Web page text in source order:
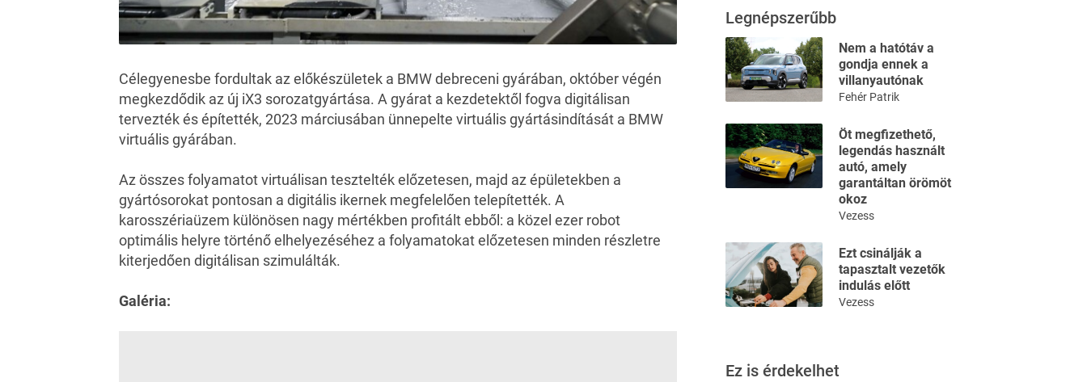
Célegyenesbe fordultak az előkészületek a BMWdebreceni gyárában, október végén
megkezdődik az új iX3 sorozatgyártása. A gyárat a kezdetektől fogva digitálisan
tervezték és építették, 2023 márciusában ünnepelte virtuális gyártásindítását a BMW
virtuális gyárában.
Az összes folyamatot virtuálisan tesztelték előzetesen, majd az épületekben a
gyártósorokat pontosan a digitális ikernek megfelelően telepítették. A
karosszériaüzem különösen nagy mértékben profitált ebből: a közel ezer robot
optimális helyre történő elhelyezéséhez a folyamatokat előzetesen minden részletre
kiterjedően digitálisan szimulálták.
Galéria:
Legnépszerűbb
Nem a hatótáv a
gondja ennek a
villanyautónak
Fehér Patrik
Öt megfizethető,
legendás használt
autó, amely
garantáltan örömöt
okoz
Vezess
Ezt csinálják a
tapasztalt vezetők
indulás előtt
Vezess
Ez is érdekelhet